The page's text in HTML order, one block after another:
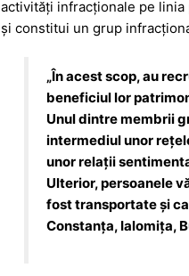
o
k
p g
er
activități infracționale pe
și constitui un grup
„În acest scop, au
beneficiul lor
Unul dintre membrii
intermediul unor
unor relații
Ulterior, persoanele
fost transportate și
Constanța, Ialomița,